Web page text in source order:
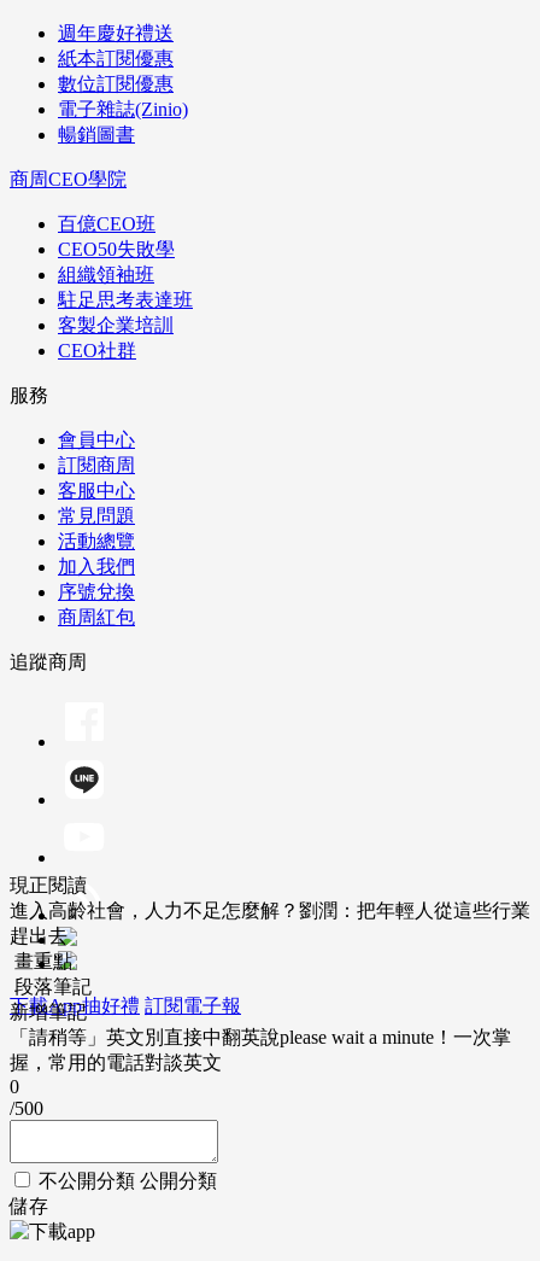
週年慶好禮送
紙本訂閱優惠
數位訂閱優惠
電子雜誌(Zinio)
暢銷圖書
商周CEO學院
百億CEO班
CEO50失敗學
組織領袖班
駐足思考表達班
客製企業培訓
CEO社群
服務
會員中心
訂閱商周
客服中心
常見問題
活動總覽
加入我們
序號兌換
商周紅包
追蹤商周
下載App抽好禮 訂閱電子報
現正閱讀
進入高齡社會，人力不足怎麼解？劉潤：把年輕人從這些行業
趕出去
畫重點
段落筆記
新增筆記
「請稍等」英文別直接中翻英說please wait a minute！一次掌
握，常用的電話對談英文
0
/500
不公開分類 公開分類
儲存